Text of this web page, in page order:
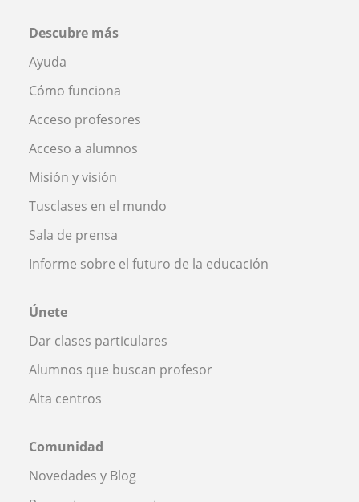
Descubre más
Ayuda
Cómo funciona
Acceso profesores
Acceso a alumnos
Misión y visión
Tusclases en el mundo
Sala de prensa
Informe sobre el futuro de la educación
Únete
Dar clases particulares
Alumnos que buscan profesor
Alta centros
Comunidad
Novedades y Blog